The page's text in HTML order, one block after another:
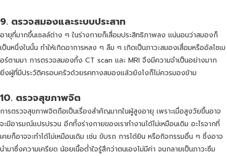
9. ตรวจสมองและระบบประสาท
อายุที่มากขึ้นเซลล์ต่าง ๆ ในร่างกายก็เสื่อมประสิทธิภาพลง แน่นอนว่าสมองก็
เป็นหนึ่งในนั้น ทำให้เกิดอาการหลง ๆ ลืม ๆ เกิดเป็นภาวะสมองเสื่อมหรืออัลไซเม
อร์ตามมา การตรวจสมองทั้ง CT scan และ MRI จึงมีความจำเป็นอย่างมาก
ยิ่งผู้ที่มีประวัติครอบครัวด้วยรคทางสมองแล้วยังไงก็ไม่ควรมองข้าม
10. ตรวจสุขภาพจิต
การตรวจสุขภาพจิตถือเป็นเรื่องสำคัญมากในผู้สูงอายุ เพราะเมื่อสูงวัยขึ้นอาจ
จะมีอารมณ์แปรปรวน อีกทั้งร่างกายของเราทำงานได้ไม่เหมือนเดิม อะไรจากที่
เคยก็อาจจะทำได้ไม่เหมือนเดิม เช่น ขับรถ การได้ยิน หรือกิจกรรมอื่น ๆ ซึ่งอาจ
นำมาซึ่งความเครียด น้อยเนื้อต่ำใจรู้สึกว่าตนเองไม่มีค่า จนกลายเป็นภาวะซึม